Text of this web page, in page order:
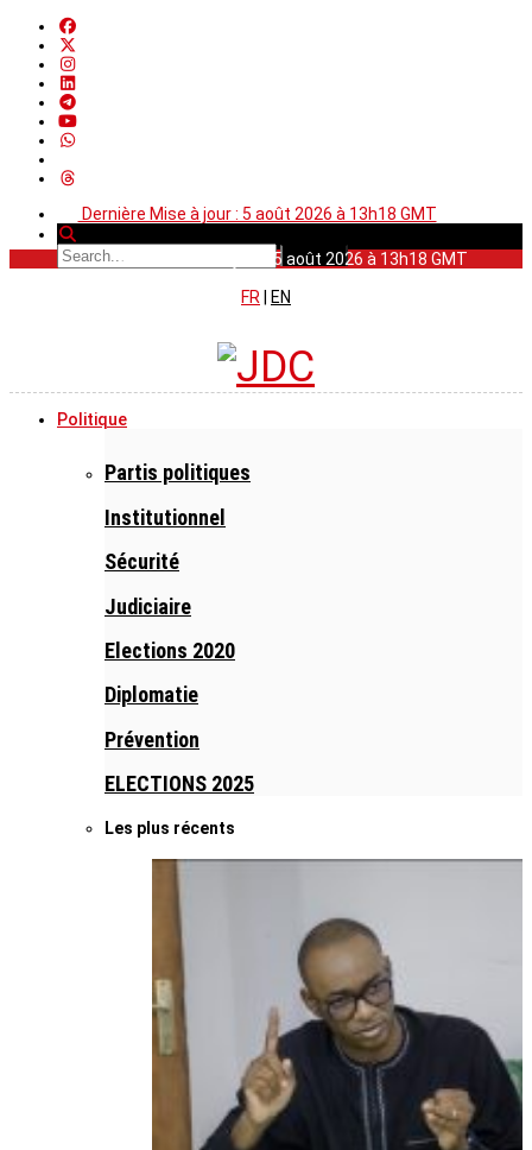
Dernière Mise à jour : 5 août 2026 à 13h18 GMT
Dernière Mise à jour : 5 août 2026 à 13h18 GMT
FR
EN
Politique
Partis politiques
Institutionnel
Sécurité
Judiciaire
Elections 2020
Diplomatie
Prévention
ELECTIONS 2025
Les plus récents